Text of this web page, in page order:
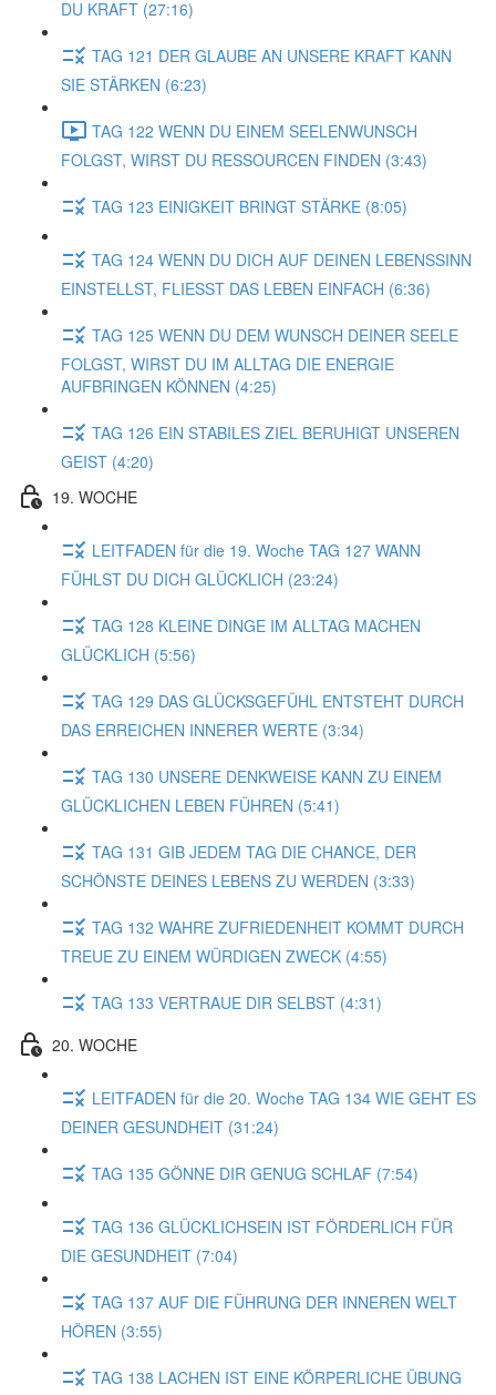
DU KRAFT (27:16)
TAG 121 DER GLAUBE AN UNSERE KRAFT KANN
SIE STÄRKEN (6:23)
TAG 122 WENN DU EINEM SEELENWUNSCH
FOLGST, WIRST DU RESSOURCEN FINDEN (3:43)
TAG 123 EINIGKEIT BRINGT STÄRKE (8:05)
TAG 124 WENN DU DICH AUF DEINEN LEBENSSINN
EINSTELLST, FLIESST DAS LEBEN EINFACH (6:36)
TAG 125 WENN DU DEM WUNSCH DEINER SEELE
FOLGST, WIRST DU IM ALLTAG DIE ENERGIE
AUFBRINGEN KÖNNEN (4:25)
TAG 126 EIN STABILES ZIEL BERUHIGT UNSEREN
GEIST (4:20)
19. WOCHE
LEITFADEN für die 19. Woche TAG 127 WANN
FÜHLST DU DICH GLÜCKLICH (23:24)
TAG 128 KLEINE DINGE IM ALLTAG MACHEN
GLÜCKLICH (5:56)
TAG 129 DAS GLÜCKSGEFÜHL ENTSTEHT DURCH
DAS ERREICHEN INNERER WERTE (3:34)
TAG 130 UNSERE DENKWEISE KANN ZU EINEM
GLÜCKLICHEN LEBEN FÜHREN (5:41)
TAG 131 GIB JEDEM TAG DIE CHANCE, DER
SCHÖNSTE DEINES LEBENS ZU WERDEN (3:33)
TAG 132 WAHRE ZUFRIEDENHEIT KOMMT DURCH
TREUE ZU EINEM WÜRDIGEN ZWECK (4:55)
TAG 133 VERTRAUE DIR SELBST (4:31)
20. WOCHE
LEITFADEN für die 20. Woche TAG 134 WIE GEHT ES
DEINER GESUNDHEIT (31:24)
TAG 135 GÖNNE DIR GENUG SCHLAF (7:54)
TAG 136 GLÜCKLICHSEIN IST FÖRDERLICH FÜR
DIE GESUNDHEIT (7:04)
TAG 137 AUF DIE FÜHRUNG DER INNEREN WELT
HÖREN (3:55)
TAG 138 LACHEN IST EINE KÖRPERLICHE ÜBUNG